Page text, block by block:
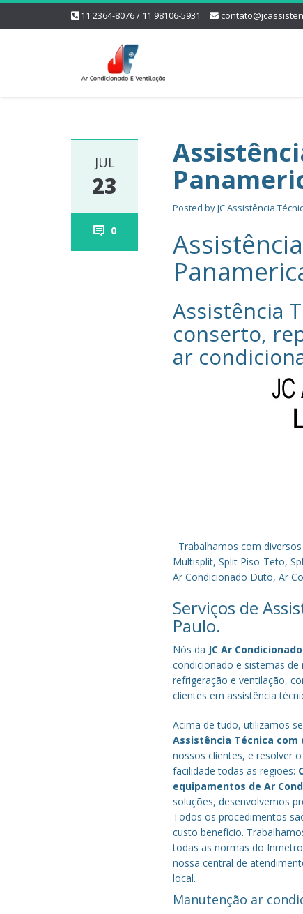
11 2364-8076 / 11 98106-5931
JUL
23
0
Posted byJC Assistência
Assistência
conserto,
ar
Trabalhamos com
Multisplit, Split Piso-Teto,
Ar Condicionado Duto, Ar
Serviços de
Paulo.
Nós da JC Ar
condicionado e sistemas
refrigeração e ventilação,
clientes em assistência
Acima de tudo, utilizamos
Assistência Técnica com
nossos clientes, e resolver
facilidade todas as regiões:
equipamentos de Ar
soluções, desenvolvemos
Todos os procedimentos
custo benefício.
todas as normas do
nossa central de
local.
Manutenção ar